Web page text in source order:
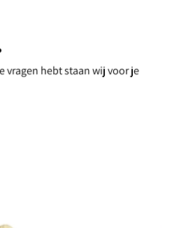
cream 0.35l
vragen hebt staan wij voor je